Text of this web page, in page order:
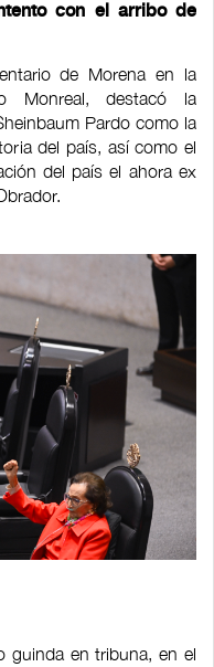
con el arribo de
de Morena en la
Monreal, destacó la
Pardo como la
del país, así como el
del país el ahora ex
guinda en tribuna, en el